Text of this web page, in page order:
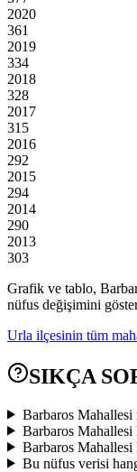
2020
361
2019
334
2018
328
2017
315
2016
292
2015
294
2014
290
2013
303
Grafik ve tablo,
nüfus değişimini
Urla ilçesinin tüm
SIKÇA
Barbaros
Barbaros Mahallesi
Barbaros Mahallesi
Bu nüfus verisi